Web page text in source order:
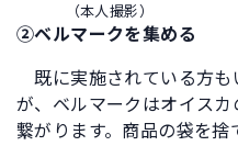
（本人撮影）
②ベルマークを集める
既に実施されている方も
が、ベルマークはオイス
繋がります。商品の袋を